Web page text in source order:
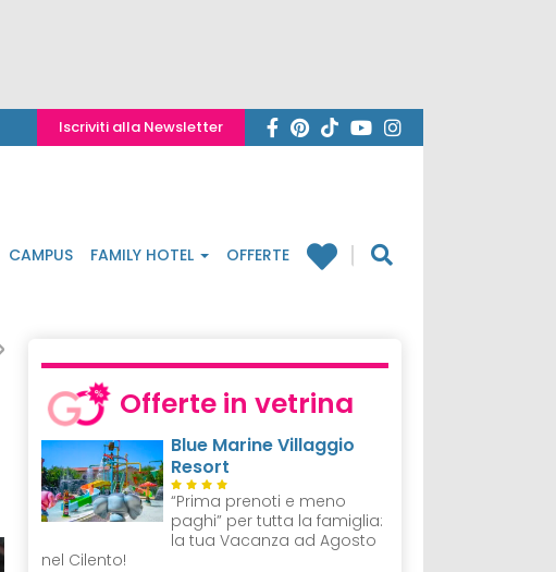
Iscriviti alla Newsletter
CAMPUS FAMILY HOTEL OFFERTE
Offerte in vetrina
Blue Marine Villaggio
Resort
“Prima prenoti e meno
paghi” per tutta la famiglia:
la tua Vacanza ad Agosto
nel Cilento!